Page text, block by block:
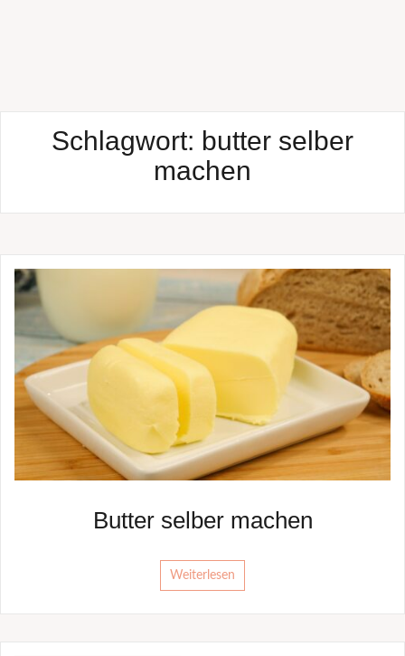
Schlagwort: butter selber
machen
Butter selber machen
Weiterlesen